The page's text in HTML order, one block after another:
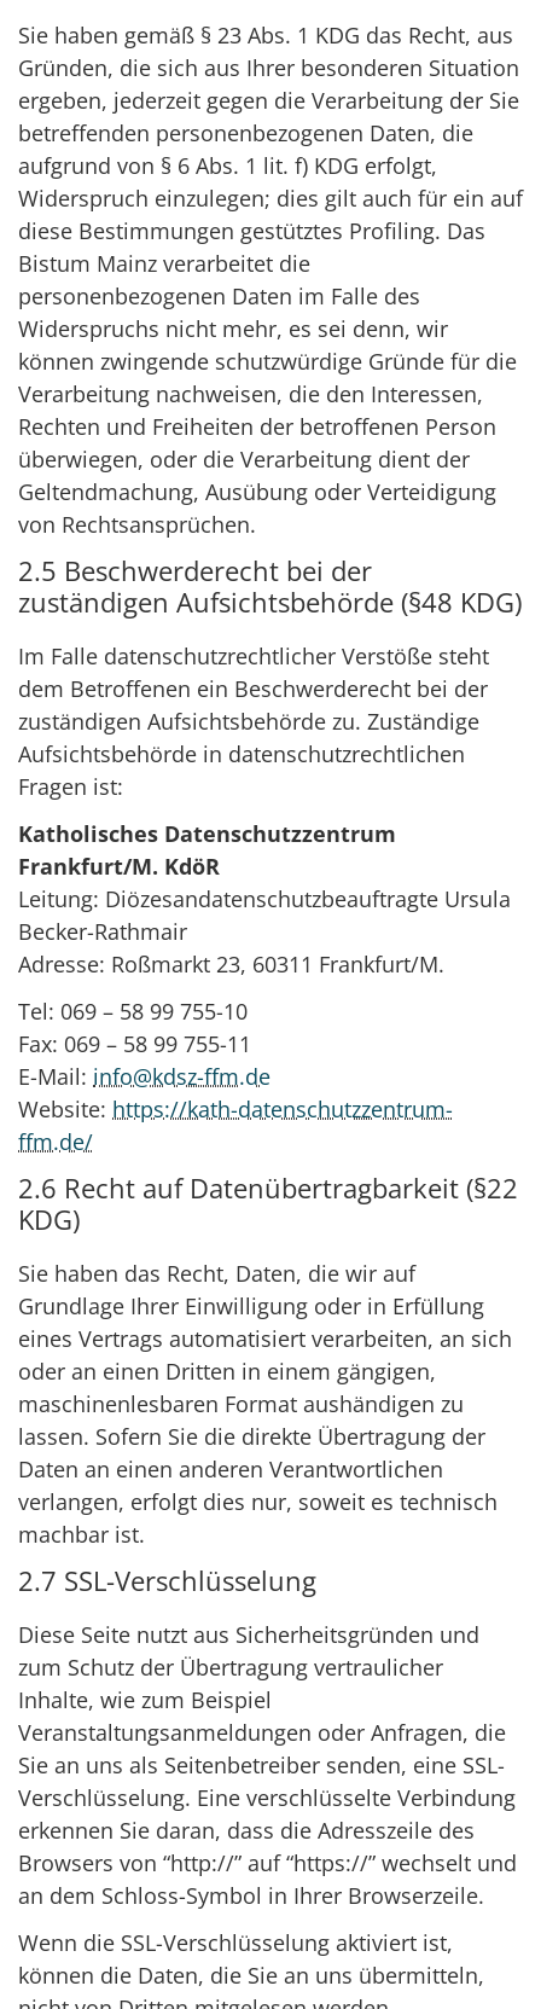
Sie haben gemäß § 23 Abs. 1 KDG das Recht, aus
Gründen, die sich aus Ihrer besonderen Situation
ergeben, jederzeit gegen die Verarbeitung der Sie
betreffenden personenbezogenen Daten, die
aufgrund von § 6 Abs. 1 lit. f) KDG erfolgt,
Widerspruch einzulegen; dies gilt auch für ein auf
diese Bestimmungen gestütztes Profiling. Das
Bistum Mainz verarbeitet die
personenbezogenen Daten im Falle des
Widerspruchs nicht mehr, es sei denn, wir
können zwingende schutzwürdige Gründe für die
Verarbeitung nachweisen, die den Interessen,
Rechten und Freiheiten der betroffenen Person
überwiegen, oder die Verarbeitung dient der
Geltendmachung, Ausübung oder Verteidigung
von Rechtsansprüchen.
2.5 Beschwerderecht bei der
zuständigen Aufsichtsbehörde (§48 KDG)
Im Falle datenschutzrechtlicher Verstöße steht
dem Betroffenen ein Beschwerderecht bei der
zuständigen Aufsichtsbehörde zu. Zuständige
Aufsichtsbehörde in datenschutzrechtlichen
Fragen ist:
Katholisches Datenschutzzentrum
Frankfurt/M. KdöR
Leitung: Diözesandatenschutzbeauftragte Ursula
Becker-Rathmair
Adresse: Roßmarkt 23, 60311 Frankfurt/M.
Tel: 069 – 58 99 755-10
Fax: 069 – 58 99 755-11
E-Mail: info@kdsz-ffm.de
Website: https://kath-datenschutzzentrum-
ffm.de/
2.6 Recht auf Datenübertragbarkeit (§22
KDG)
Sie haben das Recht, Daten, die wir auf
Grundlage Ihrer Einwilligung oder in Erfüllung
eines Vertrags automatisiert verarbeiten, an sich
oder an einen Dritten in einem gängigen,
maschinenlesbaren Format aushändigen zu
lassen. Sofern Sie die direkte Übertragung der
Daten an einen anderen Verantwortlichen
verlangen, erfolgt dies nur, soweit es technisch
machbar ist.
2.7 SSL-Verschlüsselung
Diese Seite nutzt aus Sicherheitsgründen und
zum Schutz der Übertragung vertraulicher
Inhalte, wie zum Beispiel
Veranstaltungsanmeldungen oder Anfragen, die
Sie an uns als Seitenbetreiber senden, eine SSL-
Verschlüsselung. Eine verschlüsselte Verbindung
erkennen Sie daran, dass die Adresszeile des
Browsers von “http://” auf “https://” wechselt und
an dem Schloss-Symbol in Ihrer Browserzeile.
Wenn die SSL-Verschlüsselung aktiviert ist,
können die Daten, die Sie an uns übermitteln,